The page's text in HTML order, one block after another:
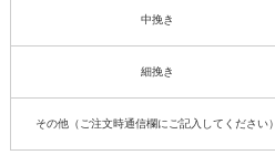
中挽き
細挽き
その他（ご注文時通信欄にご記入してください）